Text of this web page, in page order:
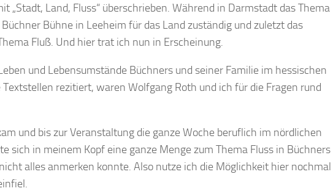
„Stadt, Land, Fluss“ überschrieben. Während in Darmstadt das Thema
Bühne in Leeheim für das Land zuständig und zuletzt das
Fluß. Und hier trat ich nun in Erscheinung.
und Lebensumstände Büchners und seiner Familie im hessischen
rezitiert, waren Wolfgang Roth und ich für die Fragen rund
und bis zur Veranstaltung die ganze Woche beruflich im nördlichen
sich in meinem Kopf eine ganze Menge zum Thema Fluss in Büchners
alles anmerken konnte. Also nutze ich die Möglichkeit hier nochmal